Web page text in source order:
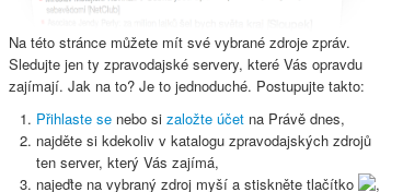
Na této stránce můžete mít své vybrané zdroje zpráv.
Sledujte jen ty zpravodajské servery, které Vás opravdu
zajímají. Jak na to? Je to jednoduché. Postupujte takto:
Přihlaste se nebo si založte účet na Právě dnes,
najděte si kdekoliv v katalogu zpravodajských zdrojů
ten server, který Vás zajímá,
najeďte na vybraný zdroj myší a stiskněte tlačítko ,